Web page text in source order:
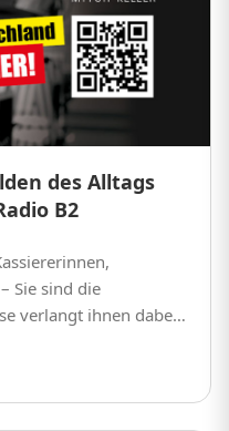
des Alltags
B2
Sie sind die
verlangt ihnen dabei
zu sagen!
die...